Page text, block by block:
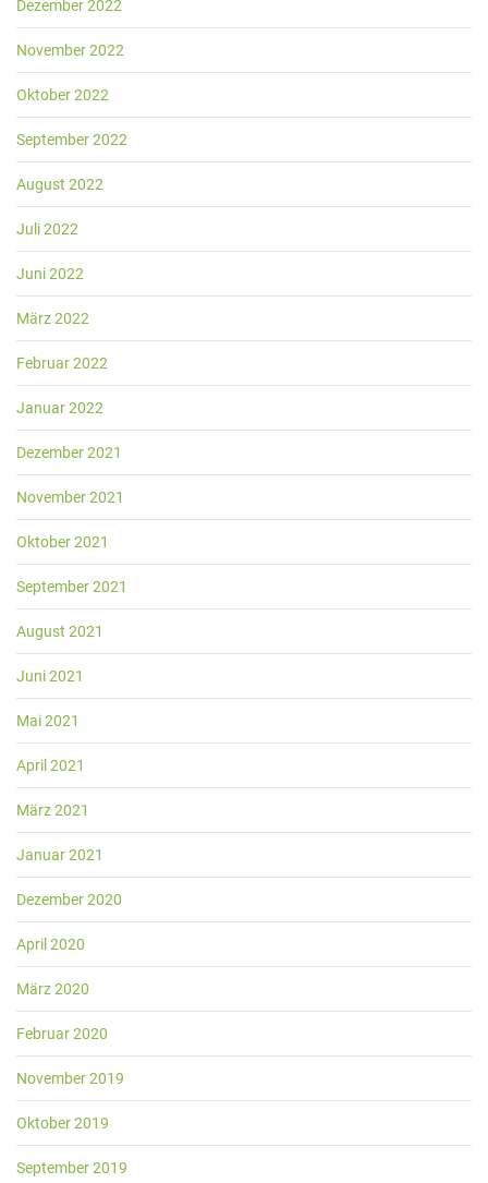
Dezember 2022
November 2022
Oktober 2022
September 2022
August 2022
Juli 2022
Juni 2022
März 2022
Februar 2022
Januar 2022
Dezember 2021
November 2021
Oktober 2021
September 2021
August 2021
Juni 2021
Mai 2021
April 2021
März 2021
Januar 2021
Dezember 2020
April 2020
März 2020
Februar 2020
November 2019
Oktober 2019
September 2019